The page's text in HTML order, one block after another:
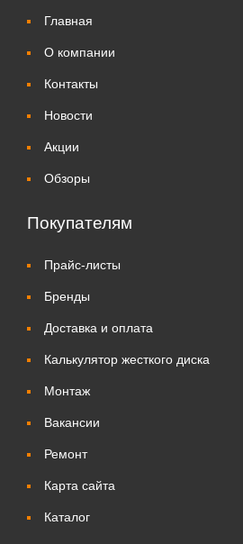
Главная
О компании
Контакты
Новости
Акции
Обзоры
Покупателям
Прайс-листы
Бренды
Доставка и оплата
Калькулятор жесткого диска
Монтаж
Вакансии
Ремонт
Карта сайта
Каталог